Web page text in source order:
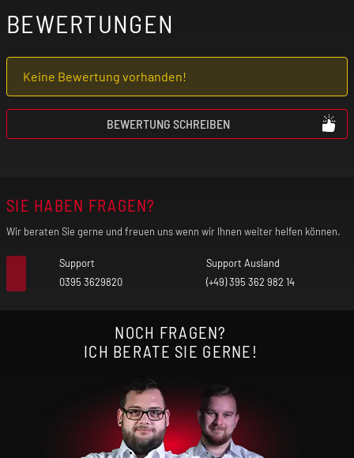
BEWERTUNGEN
Keine Bewertung vorhanden!
BEWERTUNG SCHREIBEN
SIE HABEN FRAGEN?
Wir beraten Sie gerne und freuen uns wenn wir Ihnen weiter helfen können.
Support
0395 3629820
Support Ausland
(+49) 395 362 982 14
NOCH FRAGEN?
ICH BERATE SIE GERNE!